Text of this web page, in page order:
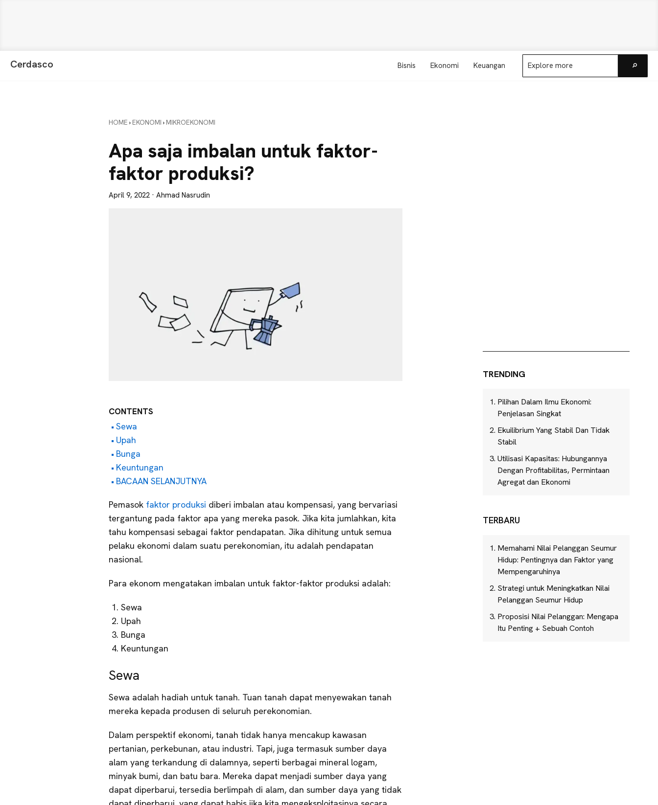
Cerdasco Bisnis Ekonomi Keuangan
Explore
more
HOME › EKONOMI › MIKROEKONOMI
Apa saja imbalan untuk faktor-
faktor produksi?
April 9, 2022 · Ahmad Nasrudin
CONTENTS
Sewa
Upah
Bunga
Keuntungan
BACAAN SELANJUTNYA
Pemasok faktor produksi diberi imbalan atau kompensasi, yang bervariasi
tergantung pada faktor apa yang mereka pasok. Jika kita jumlahkan, kita
tahu kompensasi sebagai faktor pendapatan. Jika dihitung untuk semua
pelaku ekonomi dalam suatu perekonomian, itu adalah pendapatan
nasional.
Para ekonom mengatakan imbalan untuk faktor-faktor produksi adalah:
Sewa
Upah
Bunga
Keuntungan
Sewa
Sewa adalah hadiah untuk tanah. Tuan tanah dapat menyewakan tanah
mereka kepada produsen di seluruh perekonomian.
Dalam perspektif ekonomi, tanah tidak hanya mencakup kawasan
pertanian, perkebunan, atau industri. Tapi, juga termasuk sumber daya
alam yang terkandung di dalamnya, seperti berbagai mineral logam,
minyak bumi, dan batu bara. Mereka dapat menjadi sumber daya yang
dapat diperbarui, tersedia berlimpah di alam, dan sumber daya yang tidak
TRENDING
Pilihan Dalam Ilmu Ekonomi:
Penjelasan Singkat
Ekuilibrium Yang Stabil Dan Tidak
Stabil
Utilisasi Kapasitas: Hubungannya
Dengan Profitabilitas, Permintaan
Agregat dan Ekonomi
TERBARU
Memahami Nilai Pelanggan Seumur
Hidup: Pentingnya dan Faktor yang
Mempengaruhinya
Strategi untuk Meningkatkan Nilai
Pelanggan Seumur Hidup
Proposisi Nilai Pelanggan: Mengapa
Itu Penting + Sebuah Contoh